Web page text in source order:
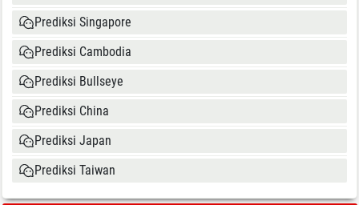
Prediksi Singapore
Prediksi Cambodia
Prediksi Bullseye
Prediksi China
Prediksi Japan
Prediksi Taiwan